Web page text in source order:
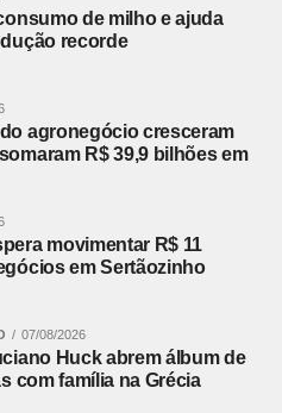
de milho e ajuda
recorde
agronegócio cresceram
R$ 39,9 bilhões em
movimentar R$ 11
em Sertãozinho
07/08/2026
Huck abrem álbum de
com família na Grécia